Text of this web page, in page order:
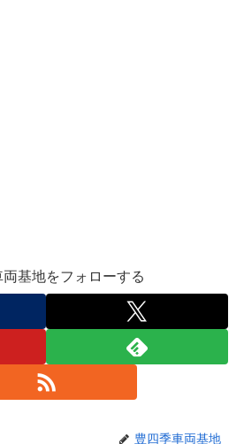
両基地をフォローする
豊四季車両基地